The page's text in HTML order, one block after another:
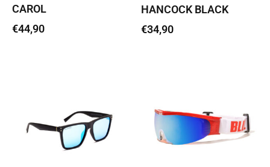
CAROL
€44,90
HANCOCK BLACK
€34,90